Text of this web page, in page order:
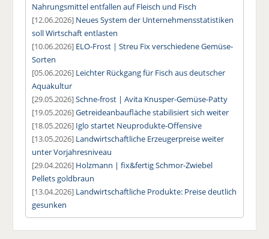
Nahrungsmittel entfallen auf Fleisch und Fisch
[12.06.2026] Neues System der Unternehmensstatistiken
soll Wirtschaft entlasten
[10.06.2026] ELO-Frost | Streu Fix verschiedene Gemüse-
Sorten
[05.06.2026] Leichter Rückgang für Fisch aus deutscher
Aquakultur
[29.05.2026]Schne-frost | Avita Knusper-Gemüse-Patty
[19.05.2026]Getreideanbaufläche stabilisiert sich weiter
[18.05.2026] Iglo startet Neuprodukte-Offensive
[13.05.2026] Landwirtschaftliche Erzeugerpreise weiter
unter Vorjahresniveau
[29.04.2026] Holzmann | fix&fertig Schmor-Zwiebel
Pellets goldbraun
[13.04.2026] Landwirtschaftliche Produkte: Preise deutlich
gesunken